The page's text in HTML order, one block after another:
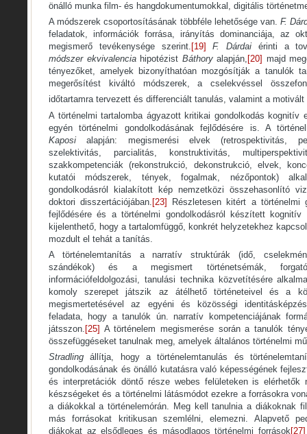
önálló munka film- és hangdokumentumokkal, digitális
A módszerek csoportosításának többféle lehetősége van.F.
feladatok, információk forrása, irányítás dominanciája, az
megismerő tevékenysége szerint. [19] F. Dárdai érinti a
módszer ekvivalenciahipotézist Báthoryalapján, [20] majd
tényezőket, amelyek bizonyíthatóan mozgósítják a tanulók
megerősítést kiváltó módszerek, a cselekvéssel
időtartamra tervezett és differenciált tanulás, valamint a
A történelmi tartalomba ágyazott kritikai gondolkodás kognitív
egyén történelmi gondolkodásának fejlődésére is. A
Kaposi alapján: megismerési elvek (retrospektivitás,
szelektivitás, parcialitás, konstruktivitás,
szakkompetenciák (rekonstrukció, dekonstrukció, elvek,
kutatói módszerek, tények, fogalmak, nézőpontok)
gondolkodásról kialakított kép nemzetközi összehasonlító
doktori disszertációjában. [23] Részletesen kitért a történelmi
fejlődésére és a történelmi gondolkodásról készített kognitív
kijelenthető, hogy a tartalomfüggő, konkrét helyzetekhez
mozdult el tehát a tanítás.
A történelemtanítás a narratív struktúrák (idő,
szándékok) és a megismert történetsémák,
információfeldolgozási, tanulási technika közvetítésére
komoly szerepet játszik az átélhető történeteivel és a
megismertetésével az egyéni és közösségi
feladata, hogy a tanulók ún. narratív kompetenciájának
játsszon. [25] A történelem megismerése során a tanulók
összefüggéseket tanulnak meg, amelyek általános történelmi
Stradlingállítja, hogy a történelemtanulás és
gondolkodásának és önálló kutatásra való képességének
és interpretációk döntő része webes felületeken is elérhetők
készségeket és a történelmi látásmódot ezekre a forrásokra
a diákokkal a történelemórán. Meg kell tanulnia a diákoknak
más forrásokat kritikusan szemlélni, elemezni. Alapvető
diákokat az elsődleges és másodlagos történelmi források[27]